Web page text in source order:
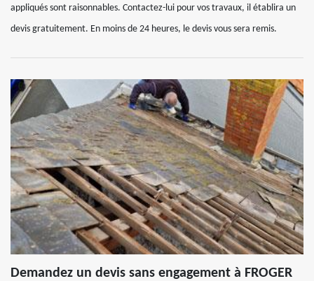
appliqués sont raisonnables. Contactez-lui pour vos travaux, il établira un
devis gratuitement. En moins de 24 heures, le devis vous sera remis.
Demandez un devis sans engagement à FROGER